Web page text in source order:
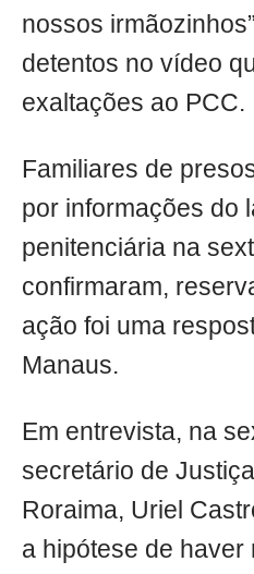
nossos
detentos no vídeo
exaltações ao PCC.
Familiares de
por informações do
penitenciária na
confirmaram,
ação foi uma
Manaus.
Em entrevista, na
secretário de
Roraima, Uriel
a hipótese de haver